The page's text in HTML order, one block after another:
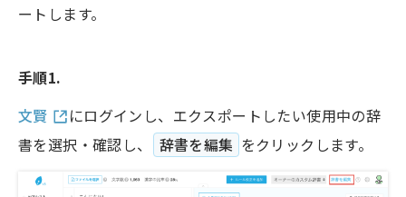
ートします。
手順1.
文賢
にログインし、エクスポートしたい使用中の辞
書を選択・確認し、
辞書を編集 をクリックします。